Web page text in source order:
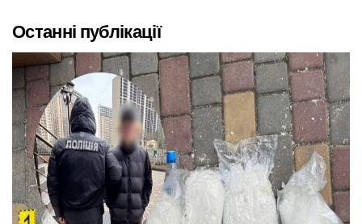
Останні публікації